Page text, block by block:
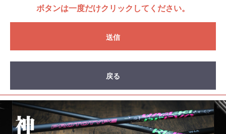
ボタンは一度だけクリックしてください。
送信
戻る